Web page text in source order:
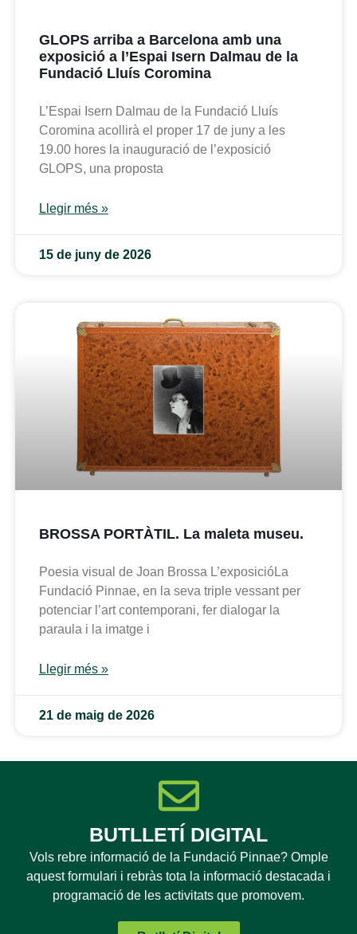
GLOPS arriba a Barcelona amb una
exposició a l’Espai Isern Dalmau de la
Fundació Lluís Coromina
L’Espai Isern Dalmau de la Fundació Lluís
Coromina acollirà el proper 17 de juny a les
19.00 hores la inauguració de l’exposició
GLOPS, una proposta
Llegir més »
15 de juny de 2026
BROSSA PORTÀTIL. La maleta museu.
Poesia visual de Joan Brossa L’exposicióLa
Fundació Pinnae, en la seva triple vessant per
potenciar l’art contemporani, fer dialogar la
paraula i la imatge i
Llegir més »
21 de maig de 2026
BUTLLETÍ DIGITAL
Vols rebre informació de la Fundació Pinnae? Omple
aquest formulari i rebràs tota la informació destacada i
programació de les activitats que promovem.